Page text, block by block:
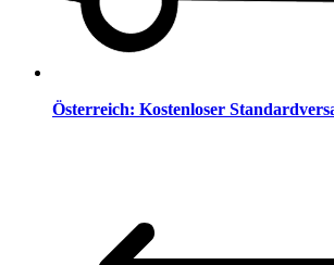
Österreich: Kostenloser